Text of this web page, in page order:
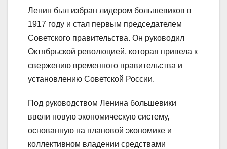
Ленин был избран лидером большевиков в
1917 году и стал первым председателем
Советского правительства. Он руководил
Октябрьской революцией, которая привела к
свержению временного правительства и
установлению Советской России.
Под руководством Ленина большевики
ввели новую экономическую систему,
основанную на плановой экономике и
коллективном владении средствами